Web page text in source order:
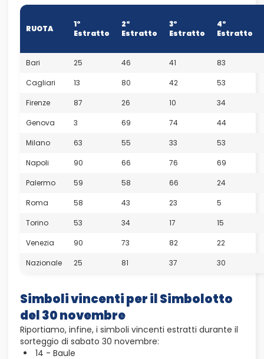
RUOTA
1°
Estratto
2°
Estratto
3°
Estratto
4°
Estratto
Bari 25 46 41
83
Cagliari
13 80 42
53
Firenze
87 26 10
34
Genova
3 69 74
44
Milano
63 55 33
53
Napoli
90 66 76
69
Palermo
59 58 66
24
Roma
58 43 23
5
Torino
53 34 17
15
Venezia
90 73 82
22
Nazionale
25 81 37 30
Simboli vincenti per il Simbolotto
del 30 novembre
Riportiamo, infine, i simboli vincenti estratti durante il
sorteggio di sabato 30 novembre:
14 - Baule